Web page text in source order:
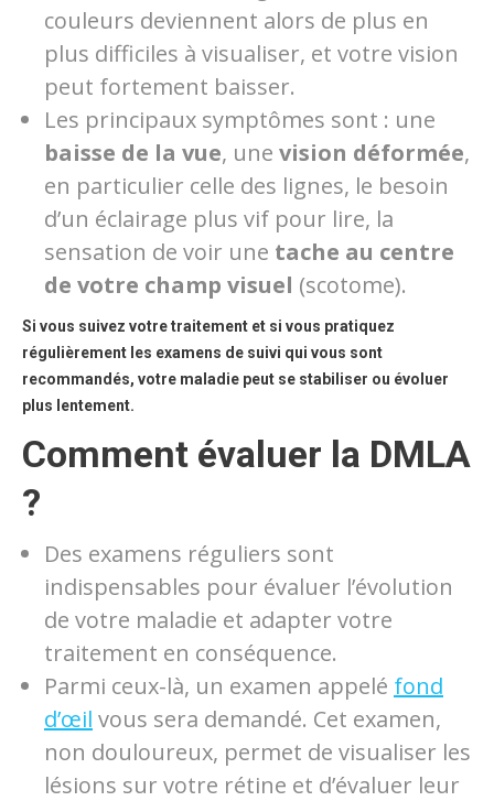
couleurs deviennent alors de plus en
plus difficiles à visualiser, et votre vision
peut fortement baisser.
Les principaux symptômes sont : une
baisse de la vue, une vision déformée,
en particulier celle des lignes, le besoin
d’un éclairage plus vif pour lire, la
sensation de voir une tache au centre
de votre champ visuel (scotome).
Si vous suivez votre traitement et si vous pratiquez
régulièrement les examens de suivi qui vous sont
recommandés, votre maladie peut se stabiliser ou évoluer
plus lentement.
Comment évaluer la DMLA
?
Des examens réguliers sont
indispensables pour évaluer l’évolution
de votre maladie et adapter votre
traitement en conséquence.
Parmi ceux-là, un examen appelé fond
d’œil vous sera demandé. Cet examen,
non douloureux, permet de visualiser les
lésions sur votre rétine et d’évaluer leur